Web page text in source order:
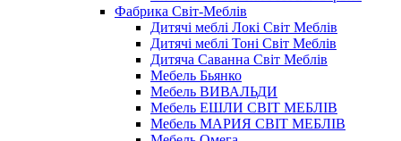
Фабрика Світ-Меблів
Дитячі меблі Локі Світ Меблів
Дитячі меблі Тоні Світ Меблів
Дитяча Саванна Світ Меблів
Мебель Бьянко
Мебель ВИВАЛЬДИ
Мебель ЕШЛИ СВІТ МЕБЛІВ
Мебель МАРИЯ СВІТ МЕБЛІВ